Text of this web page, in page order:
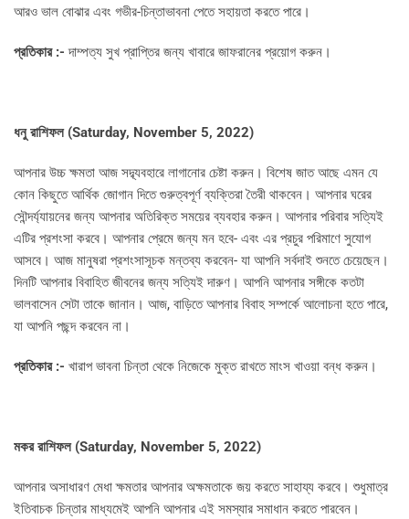
আরও ভাল বোঝার এবং গভীর-চিন্তাভাবনা পেতে সহায়তা করতে পারে।
প্রতিকার :- দাম্পত্য সুখ প্রাপ্তির জন্য খাবারে জাফরানের প্রয়োগ করুন।
ধনু রাশিফল (Saturday, November 5, 2022)
আপনার উচ্চ ক্ষমতা আজ সদ্ব্যবহারে লাগানোর চেষ্টা করুন। বিশেষ জাত আছে এমন যে
কোন কিছুতে আর্থিক জোগান দিতে গুরুত্বপূর্ণ ব্যক্তিরা তৈরী থাকবেন। আপনার ঘরের
সৌন্দর্য্যায়নের জন্য আপনার অতিরিক্ত সময়ের ব্যবহার করুন। আপনার পরিবার সত্যিই
এটির প্রশংসা করবে। আপনার প্রেমে জন্য মন হবে- এবং এর প্রচুর পরিমাণে সুযোগ
আসবে। আজ মানুষরা প্রশংসাসূচক মন্তব্য করবেন- যা আপনি সর্বদাই শুনতে চেয়েছেন।
দিনটি আপনার বিবাহিত জীবনের জন্য সত্যিই দারুণ। আপনি আপনার সঙ্গীকে কতটা
ভালবাসেন সেটা তাকে জানান। আজ, বাড়িতে আপনার বিবাহ সম্পর্কে আলোচনা হতে পারে,
যা আপনি পছন্দ করবেন না।
প্রতিকার :- খারাপ ভাবনা চিন্তা থেকে নিজেকে মুক্ত রাখতে মাংস খাওয়া বন্ধ করুন।
মকর রাশিফল (Saturday, November 5, 2022)
আপনার অসাধারণ মেধা ক্ষমতার আপনার অক্ষমতাকে জয় করতে সাহায্য করবে। শুধুমাত্র
ইতিবাচক চিন্তার মাধ্যমেই আপনি আপনার এই সমস্যার সমাধান করতে পারবেন।